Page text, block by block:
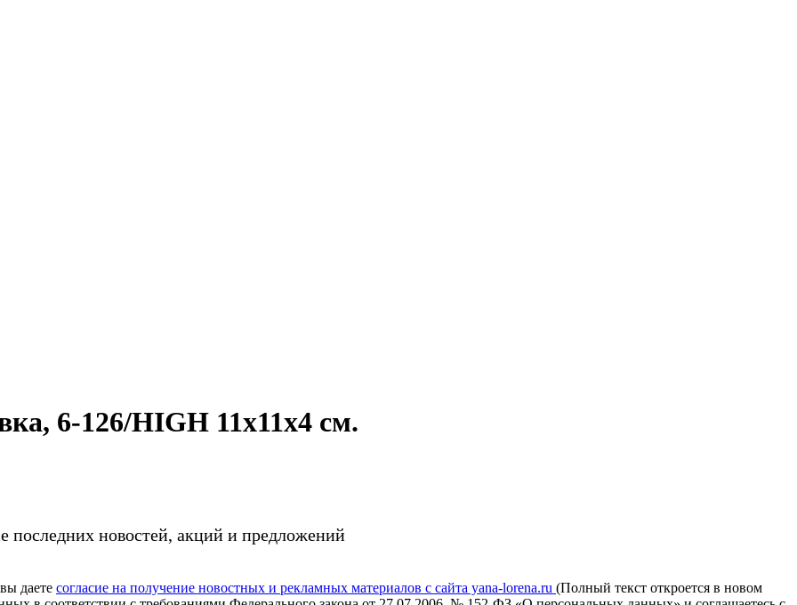
6-126/HIGH 11x11х4 см.
последних новостей, акций и предложений
даете согласие на получение новостных и рекламных материалов с сайта yana-lorena.ru (Полный текст откроется в новом